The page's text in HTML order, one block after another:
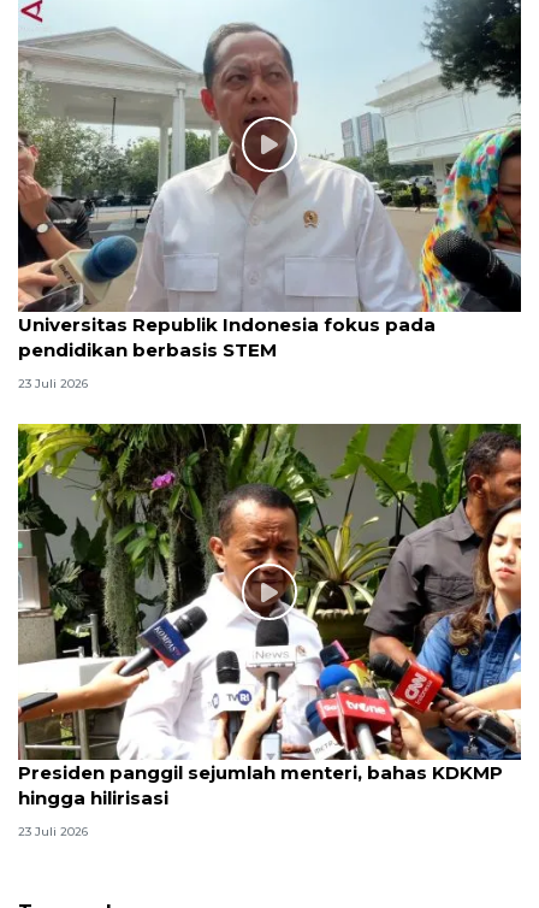
Universitas Republik Indonesia fokus pada
pendidikan berbasis STEM
23 Juli 2026
Presiden panggil sejumlah menteri, bahas KDKMP
hingga hilirisasi
23 Juli 2026